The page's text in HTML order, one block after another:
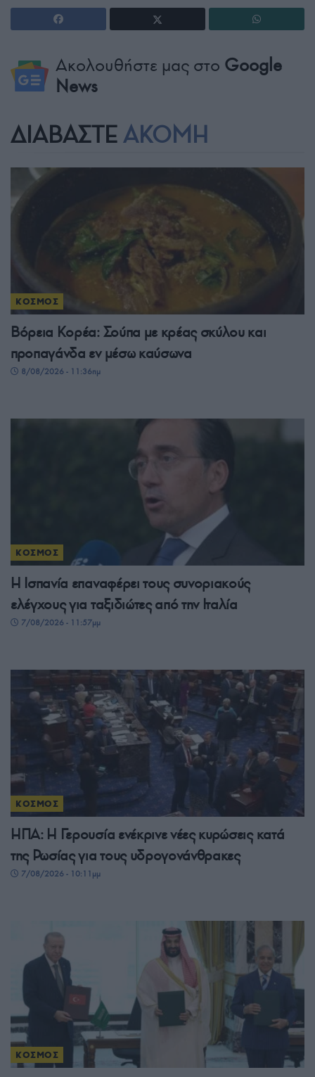
Ακολουθήστε μας στο Google
News
ΔΙΑΒΑΣΤΕ ΑΚΟΜΗ
ΚΟΣΜΟΣ
Βόρεια Κορέα: Σούπα με κρέας σκύλου και
προπαγάνδα εν μέσω καύσωνα
8/08/2026 - 11:36πμ
ΚΟΣΜΟΣ
Η Ισπανία επαναφέρει τους συνοριακούς
ελέγχους για ταξιδιώτες από την Ιταλία
7/08/2026 - 11:57μμ
ΚΟΣΜΟΣ
ΗΠΑ: Η Γερουσία ενέκρινε νέες κυρώσεις κατά
της Ρωσίας για τους υδρογονάνθρακες
7/08/2026 - 10:11μμ
ΚΟΣΜΟΣ